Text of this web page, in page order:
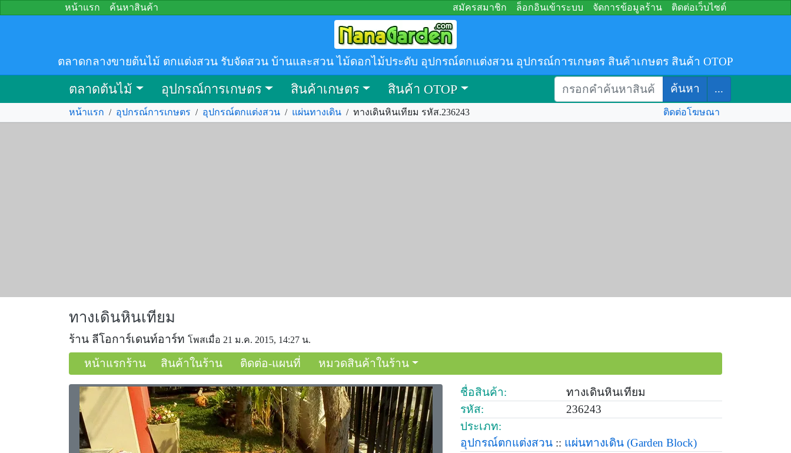
หน้าแรก ค้นหาสินค้า สมัครสมาชิก ล็อกอินเข้าระบบ จัดการข้อมูลร้าน ติดต่อเว็บไซต์
ตลาดกลางขายต้นไม้ ตกแต่งสวน รับจัดสวน บ้านและสวน ไม้ดอกไม้ประดับ อุปกรณ์ตกแต่งสวน อุปกรณ์การเกษตร สินค้าเกษตร สินค้า OTOP
ตลาดต้นไม้ อุปกรณ์การเกษตร สินค้าเกษตร สินค้า OTOP ค้นหา ...
หน้าแรก / อุปกรณ์การเกษตร / อุปกรณ์ตกแต่งสวน / แผ่นทางเดิน / ทางเดินหินเทียม รหัส.236243 ติดต่อโฆษณา
ทางเดินหินเทียม
ร้าน ลีโอการ์เดนท์อาร์ท โพสเมื่อ 21 ม.ค. 2015, 14:27 น.
หน้าแรกร้าน สินค้าในร้าน ติดต่อ-แผนที่ หมวดสินค้าในร้าน
ชื่อสินค้า:
ทางเดินหินเทียม
รหัส:
236243
ประเภท:
อุปกรณ์ตกแต่งสวน :: แผ่นทางเดิน (Garden Block)